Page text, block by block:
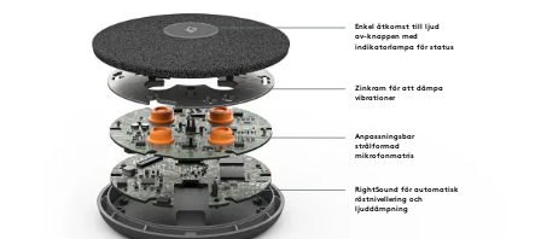
RightSound för automatisk
röstnivellering och
ljuddämpning
Anpassningsbar
strålformad
mikrofonmatris
Zinkram för att dämpa
vibrationer
Enkel åtkomst till ljud
av-knappen med
indikatorlampa för status